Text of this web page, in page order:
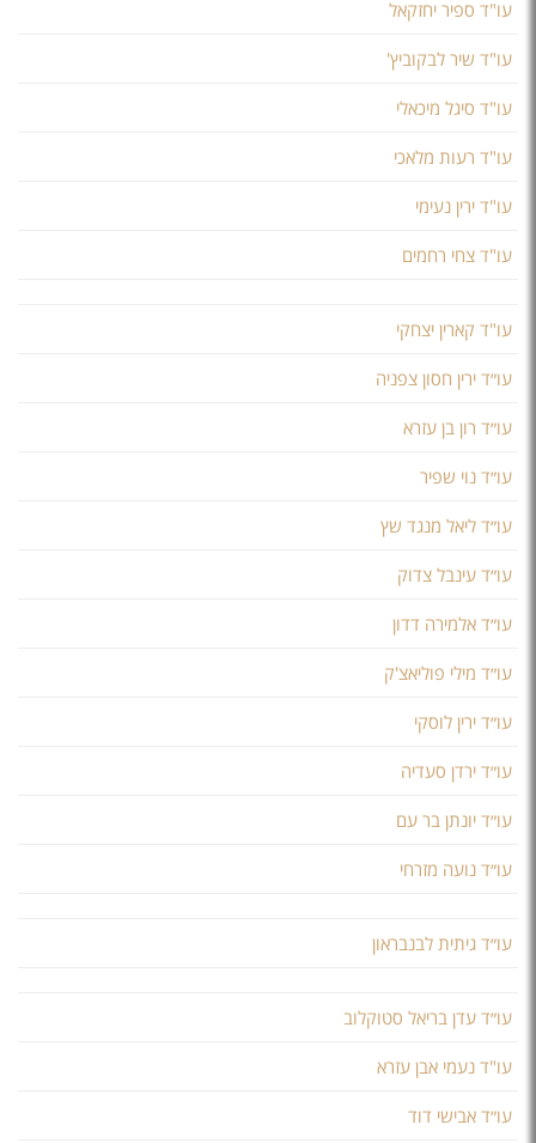
עו"ד ספיר יחזקאל
עו"ד שיר לבקוביץ'
עו"ד סיגל מיכאלי
עו"ד רעות מלאכי
עו"ד ירין נעימי
עו"ד צחי רחמים
עו"ד קארין יצחקי
עו״ד ירין חסון צפניה
עו״ד רון בן עזרא
עו״ד נוי שפיר
עו״ד ליאל מנגד שץ
עו״ד עינבל צדוק
עו״ד אלמירה דדון
עו״ד מילי פוליאצ'ק
עו״ד ירין לוסקי
עו״ד ירדן סעדיה
עו״ד יונתן בר עם
עו״ד נועה מזרחי
עו״ד גיתית לבנבראון
עו״ד עדן בריאל סטוקלוב
עו"ד נעמי אבן עזרא
עו״ד אבישי דוד